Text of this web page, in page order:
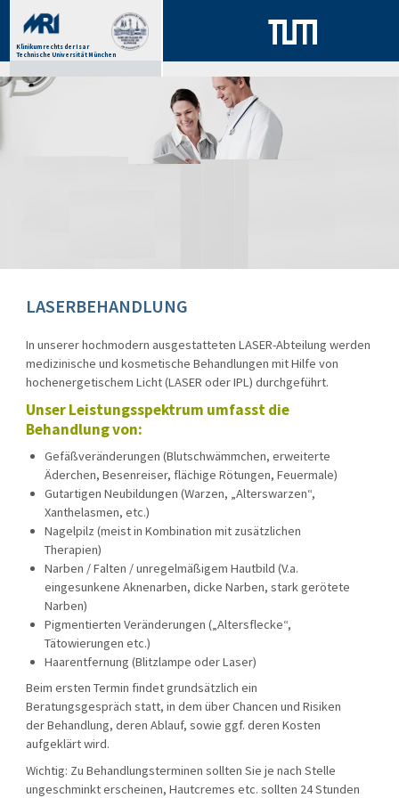
Klinikum rechts der Isar
Technische Universität München
LASERBEHANDLUNG
In unserer hochmodern ausgestatteten LASER-Abteilung werden
medizinische und kosmetische Behandlungen mit Hilfe von
hochenergetischem Licht (LASER oder IPL) durchgeführt.
Unser Leistungsspektrum umfasst die
Behandlung von:
Gefäßveränderungen (Blutschwämmchen, erweiterte
Äderchen, Besenreiser, flächige Rötungen, Feuermale)
Gutartigen Neubildungen (Warzen, „Alterswarzen“,
Xanthelasmen, etc.)
Nagelpilz (meist in Kombination mit zusätzlichen
Therapien)
Narben / Falten / unregelmäßigem Hautbild (V.a.
eingesunkene Aknenarben, dicke Narben, stark gerötete
Narben)
Pigmentierten Veränderungen („Altersflecke“,
Tätowierungen etc.)
Haarentfernung (Blitzlampe oder Laser)
Beim ersten Termin findet grundsätzlich ein
Beratungsgespräch statt, in dem über Chancen und Risiken
der Behandlung, deren Ablauf, sowie ggf. deren Kosten
aufgeklärt wird.
Wichtig: Zu Behandlungsterminen sollten Sie je nach Stelle
ungeschminkt erscheinen, Hautcremes etc. sollten 24 Stunden